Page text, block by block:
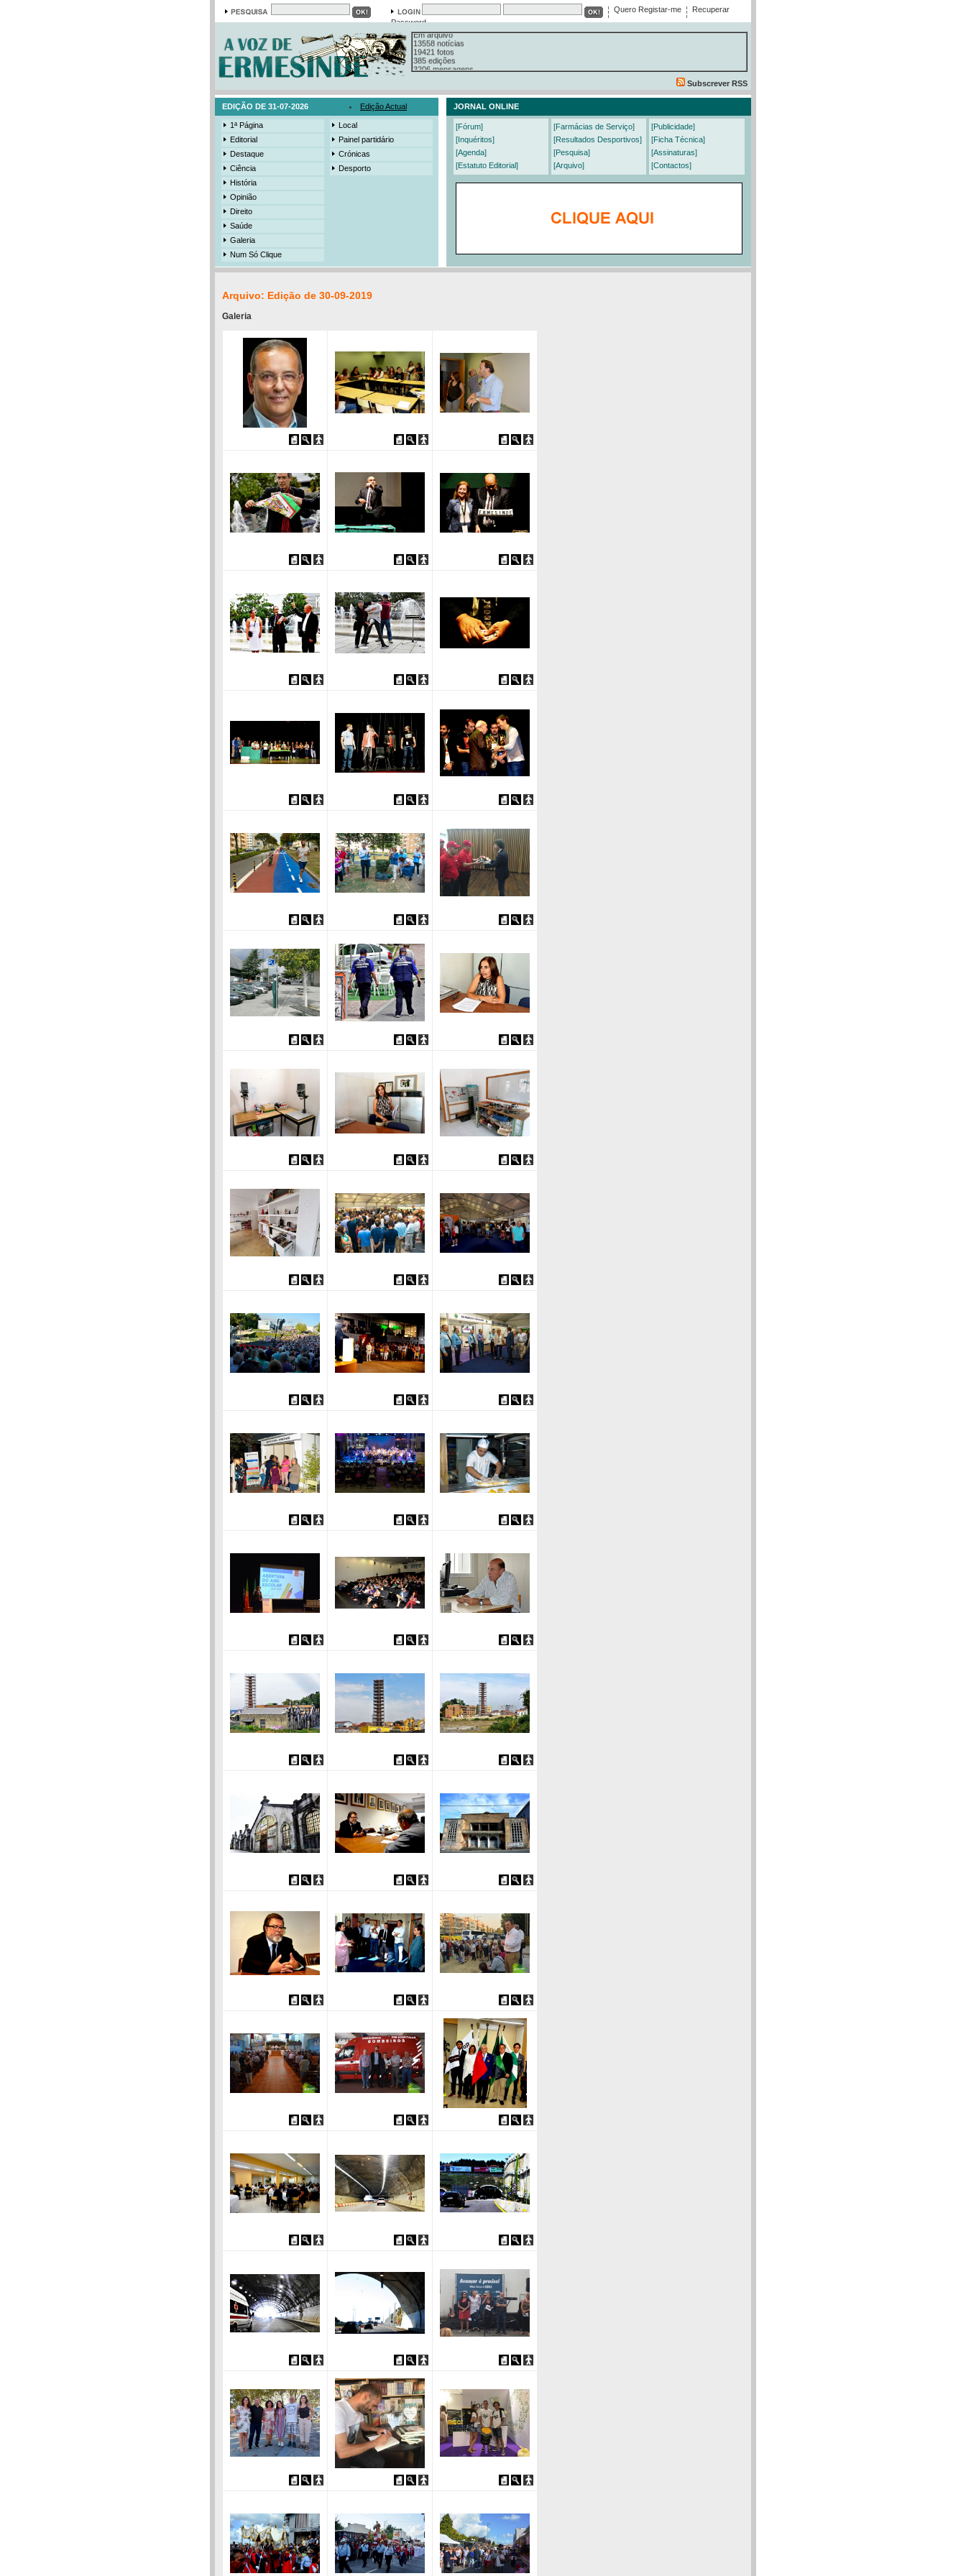
Quero Registar-me
Recuperar
PasswordEm arquivo
19421 fotos
385 edições
3206 mensagens
525 registos
Subscrever RSS
EDIÇÃO DE 31-07-2026 Edição Actual JORNAL ONLINE
1ª Página
Editorial
Destaque
Ciência
História
Opinião
Direito
Saúde
Galeria
Num Só Clique
Local
Painel partidário
Crónicas
Desporto
[Fórum]
[Inquéritos]
[Agenda]
[Estatuto Editorial]
[Farmácias de Serviço]
[Resultados Desportivos]
[Pesquisa]
[Arquivo]
[Publicidade]
[Ficha Técnica]
[Assinaturas]
[Contactos]
Arquivo: Edição de 30-09-2019
Galeria